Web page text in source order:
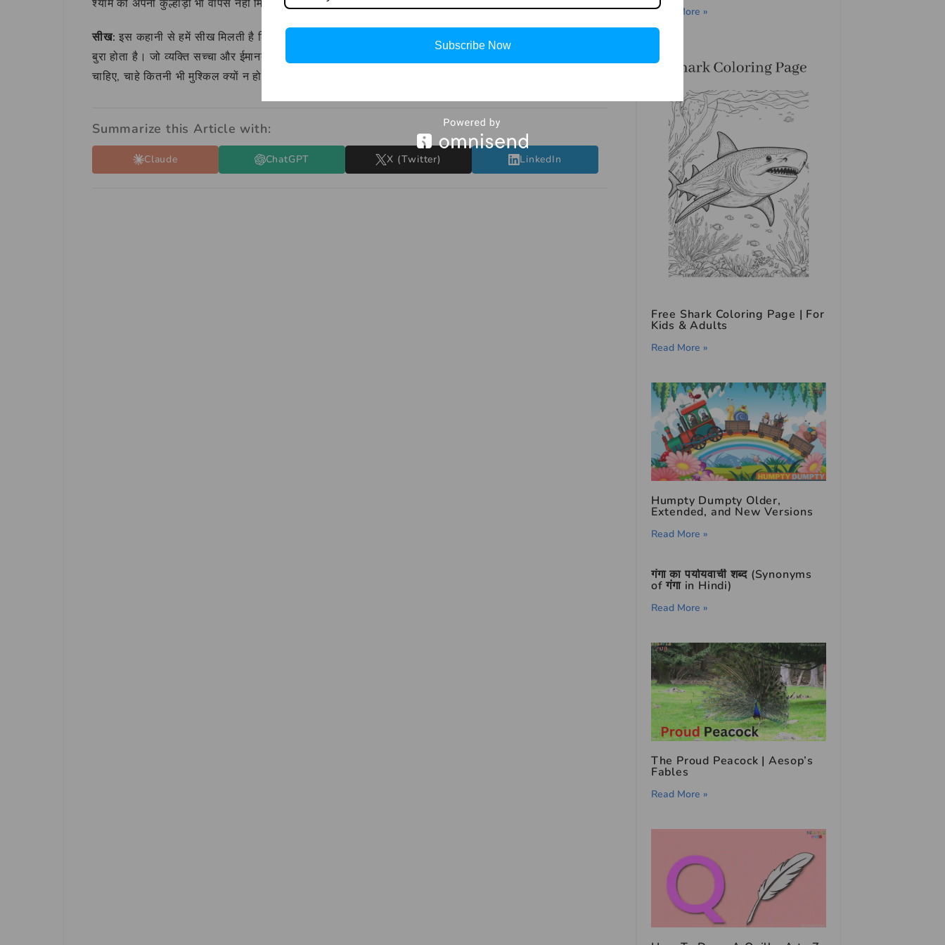
श्याम को अपनी कुल्हाड़ी भी वापस नहीं मिली और वह खाली हाथ घर लौटा।
सीख: इस कहानी से हमें सीख मिलती है कि ईमानदारी और सच्चाई हमेशा फल देती है। लालच और झूठ का परिणाम हमेशा
बुरा होता है। जो व्यक्ति सच्चा और ईमानदार होता है, भगवान उसकी मदद करते हैं। रामू की तरह हमें भी हमेशा सच बोलना
चाहिए, चाहे कितनी भी मुश्किल क्यों न हो।
Summarize this Article with:
Claude ChatGPT X (Twitter) LinkedIn
Read More »
Free Shark Coloring Page | For
Kids & Adults
Read More »
Humpty Dumpty Older,
Extended, and New Versions
Read More »
गंगा का पर्यायवाची शब्द (Synonyms
of गंगा in Hindi)
Read More »
The Proud Peacock | Aesop’s
Fables
Read More »
Subscribe Now